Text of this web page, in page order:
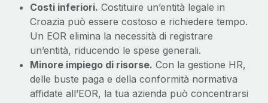
Costi inferiori. Costituire un’entità legale in
Croazia può essere costoso e richiedere tempo.
Un EOR elimina la necessità di registrare
un’entità, riducendo le spese generali.
Minore impiego di risorse. Con la gestione HR,
delle buste paga e della conformità normativa
affidate all’EOR, la tua azienda può concentrarsi